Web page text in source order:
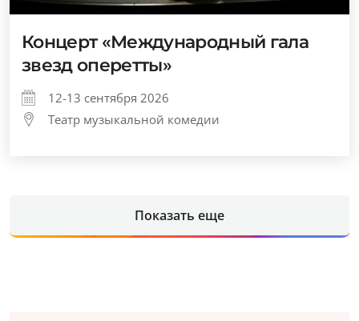
Концерт «Международный гала
звезд оперетты»
12-13 сентября 2026
Театр музыкальной комедии
Показать еще